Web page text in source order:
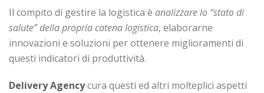
Il compito di gestire la logistica è analizzare lo “stato di
salute” della propria catena logistica, elaborarne
innovazioni e soluzioni per ottenere miglioramenti di
questi indicatori di produttività.
Delivery Agencycura questi ed altri molteplici aspetti